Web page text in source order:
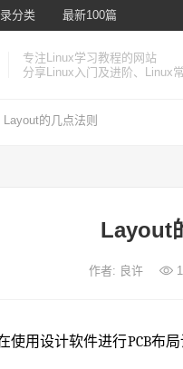
分类 最新100篇
专注Linux学习教程的网站
分享Linux入门及进阶、Linux
Layout的几点法则
Layout
作者: 良许
使用设计软件进行PCB布